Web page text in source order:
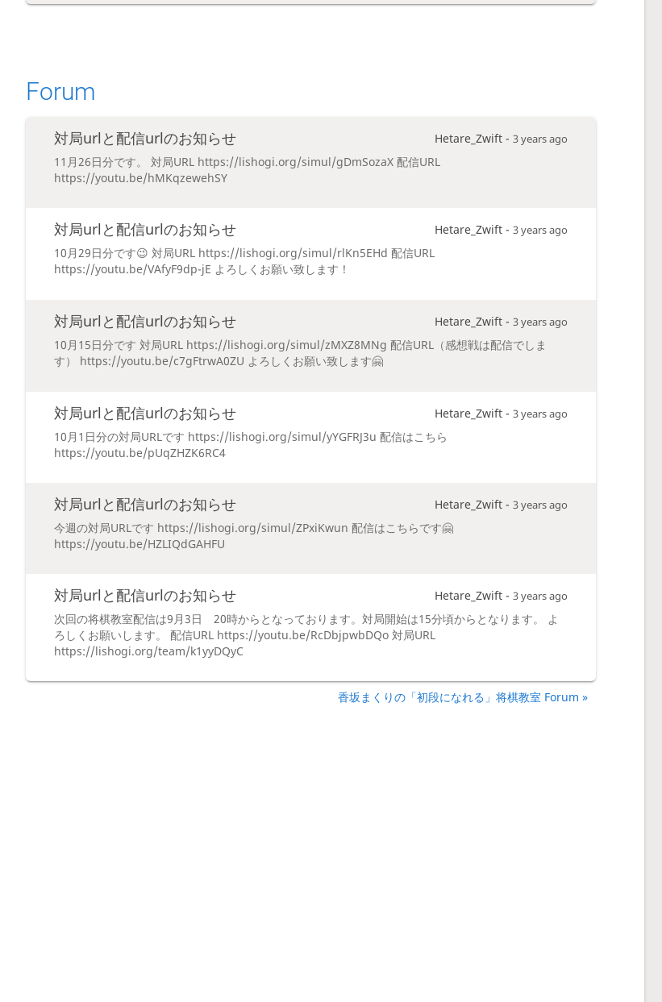
Forum
対局urlと配信urlのお知らせ Hetare_Zwift - 3 years ago
11月26日分です。 対局URL https://lishogi.org/simul/gDmSozaX 配信URL
https://youtu.be/hMKqzewehSY
対局urlと配信urlのお知らせ Hetare_Zwift - 3 years ago
10月29日分です😉 対局URL https://lishogi.org/simul/rlKn5EHd 配信URL
https://youtu.be/VAfyF9dp-jE よろしくお願い致します！
対局urlと配信urlのお知らせ Hetare_Zwift - 3 years ago
10月15日分です 対局URL https://lishogi.org/simul/zMXZ8MNg 配信URL（感想戦は配信でしま
す） https://youtu.be/c7gFtrwA0ZU よろしくお願い致します🤗
対局urlと配信urlのお知らせ Hetare_Zwift - 3 years ago
10月1日分の対局URLです https://lishogi.org/simul/yYGFRJ3u 配信はこちら
https://youtu.be/pUqZHZK6RC4
対局urlと配信urlのお知らせ Hetare_Zwift - 3 years ago
今週の対局URLです https://lishogi.org/simul/ZPxiKwun 配信はこちらです🤗
https://youtu.be/HZLIQdGAHFU
対局urlと配信urlのお知らせ Hetare_Zwift - 3 years ago
次回の将棋教室配信は9月3日 20時からとなっております。対局開始は15分頃からとなります。 よ
ろしくお願いします。 配信URL https://youtu.be/RcDbjpwbDQo 対局URL
https://lishogi.org/team/k1yyDQyC
香坂まくりの「初段になれる」将棋教室 Forum »